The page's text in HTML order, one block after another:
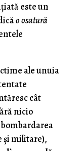
este un
o osatură
ale unuia
cât
nicio
şi militare),